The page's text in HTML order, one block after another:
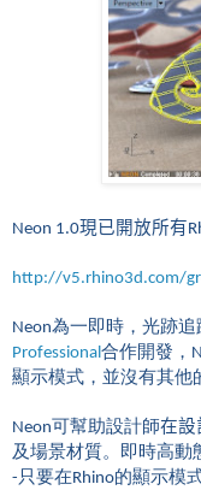
Neon 1.0現已開放所有
http://v5.rhino3d.com/
Neon為一即時，光跡
Professional合作開發，
顯示模式，並沒有其他
Neon可幫助設計師在設
及場景材質。即時高動
-只要在Rhino的顯示模